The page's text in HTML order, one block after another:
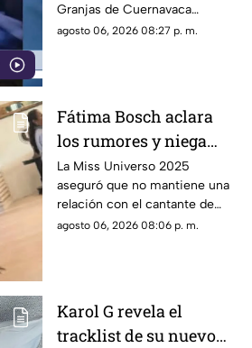
Granjas de Cuernavaca
terminó en una movilización
agosto 06, 2026 08:27 p. m.
Fátima Bosch aclara
los rumores y niega
tener un romance con
Natanael Cano
La Miss Universo 2025
aseguró que no mantiene una
relación con el cantante de
corridos tumbados.
agosto 06, 2026 08:06 p. m.
Karol G revela el
tracklist de su nuevo